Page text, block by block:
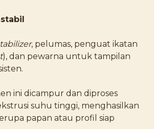
, pelumas, penguat ikatan
), dan pewarna untuk tampilan
ini dicampur dan diproses
suhu tinggi, menghasilkan
papan atau profil siap